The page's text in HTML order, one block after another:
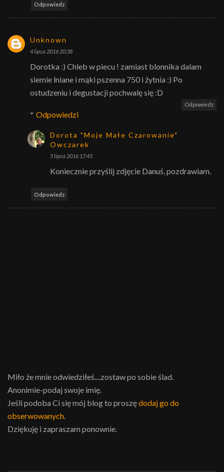
Odpowiedz
Unknown
4 lipca 2016 20:38
Dorotka :) Chleb w piecu ! zamiast blonnika dalam
siemie lniane i mąki pszenna 750 i żytnia :) Po
ostudzeniu i degustacji pochwalę się :D
Odpowiedz
Odpowiedzi
Dorota "Moje Małe Czarowanie"
Owczarek
5 lipca 2016 17:45
Koniecznie przyślij zdjęcie Danuś, pozdrawiam.
Odpowiedz
Miło że mnie odwiedziłeś....zostaw po sobie ślad.
Anonimie-podaj swoje imię.
Jeśli podoba Ci się mój blog to proszędodaj go do
obserwowanych.
Dziękuję i zapraszam ponownie.